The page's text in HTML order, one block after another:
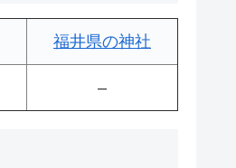
福井県の神社
–